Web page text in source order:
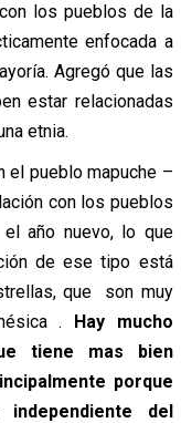
los pueblos de la
enfocada a
Agregó que las
estar relacionadas
etnia.
el pueblo mapuche –
con los pueblos
año nuevo, lo que
de ese tipo está
que son muy
. Hay mucho
tiene mas bien
porque
del